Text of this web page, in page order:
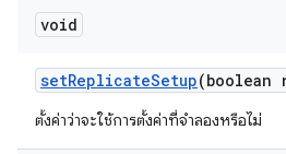
void
setReplicateSetup(boolean
ตั้งค่าว่าจะใช้การตั้งค่าที่จำลองหรือไม่